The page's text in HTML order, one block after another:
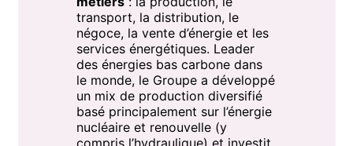
transport, la distribution, le
négoce, la vente d’énergie et les
services énergétiques. Leader
des énergies bas carbone dans
le monde, le Groupe a développé
un mix de production diversifié
basé principalement sur l’énergie
nucléaire et renouvelle (y
compris l’hydraulique) et investit